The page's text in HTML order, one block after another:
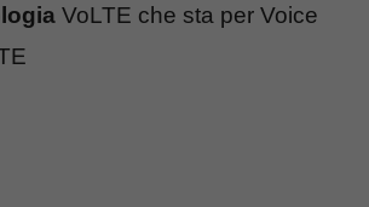
VoLTE che sta per Voice